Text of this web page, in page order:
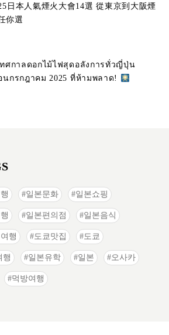
本人氣煙火大會14選 從東京到大阪煙
你選
ทศกาลดอกไม้ไฟสุดอลังการทั่วญี่ปุ่น
นกรกฎาคม 2025 ที่ห้ามพลาด!
일본문화 일본쇼핑
일본편의점 일본음식
행 도쿄맛집 도쿄
행 일본유학 일본 오사카
먹방여행